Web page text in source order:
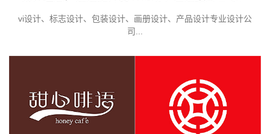
vi设计、标志设计、包装设计、画册设计、产品设计专业设计公
司...